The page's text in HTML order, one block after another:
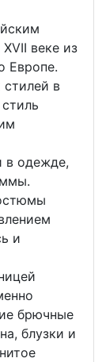
веке из
Европе.
в
в одежде,
и
брючные
блузки и